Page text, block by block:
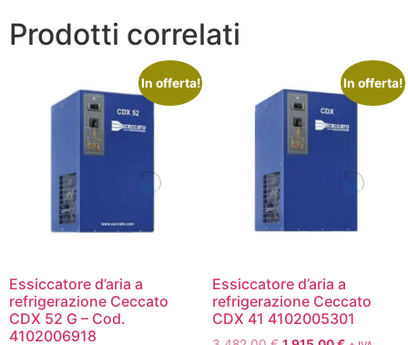
Prodotti correlati
In offerta!
Essiccatore d’aria a
refrigerazione Ceccato
CDX 52 G – Cod.
4102006918
In offerta!
Essiccatore d’aria a
refrigerazione Ceccato
CDX 41 4102005301